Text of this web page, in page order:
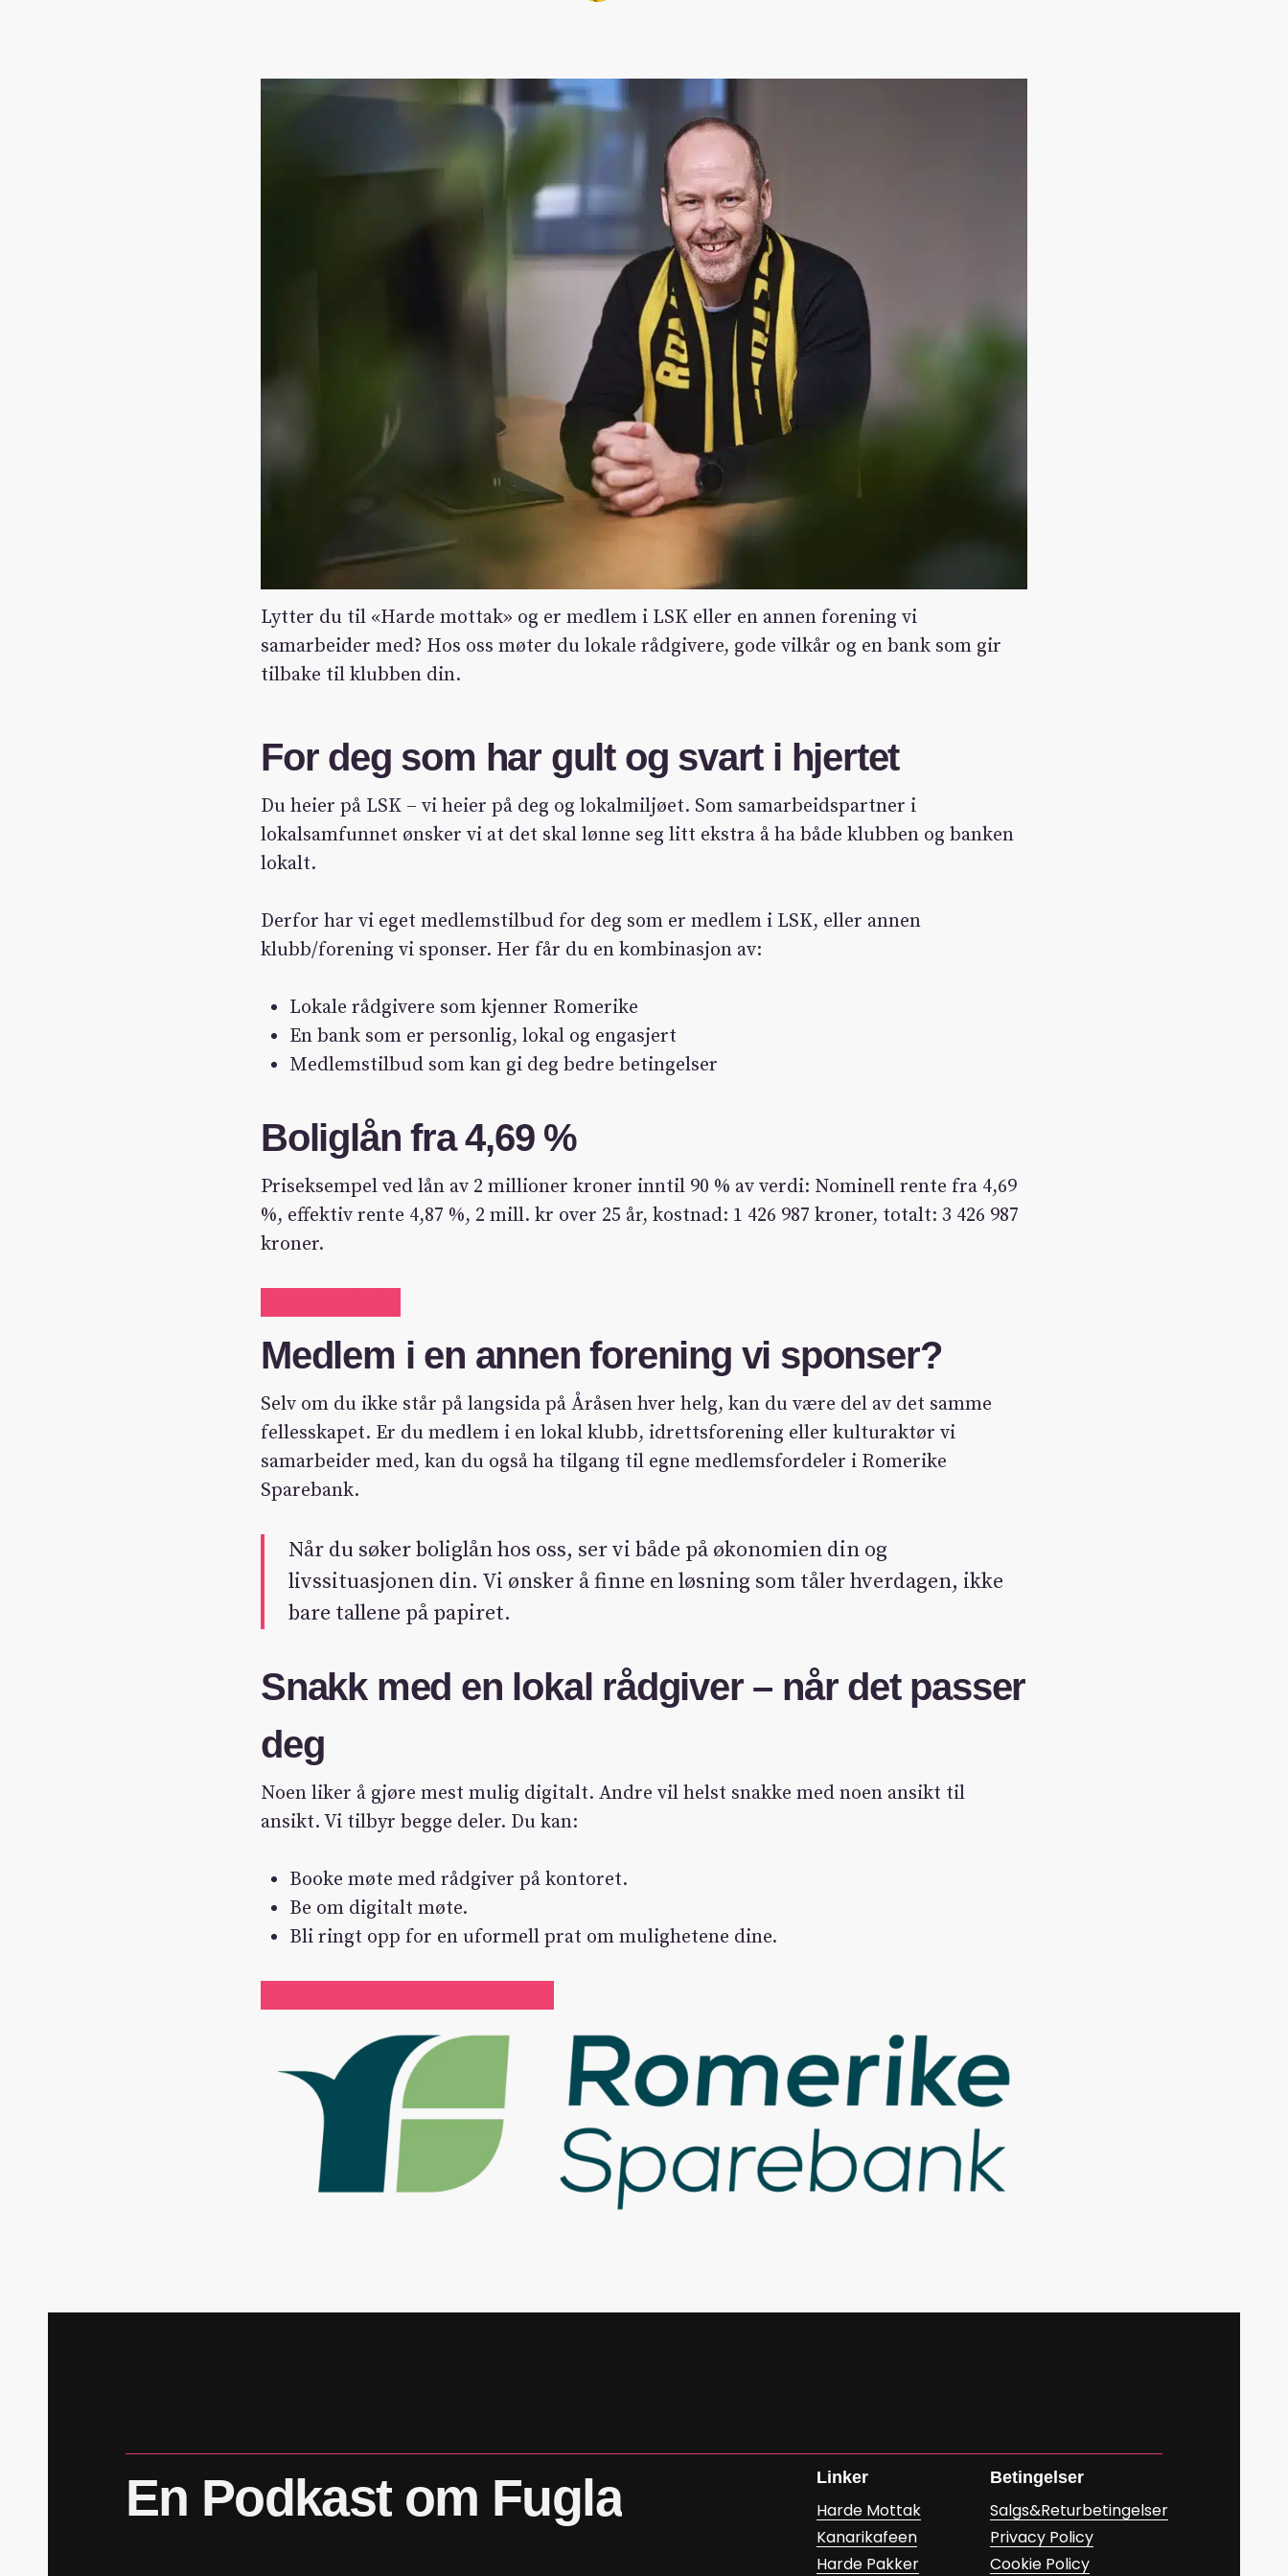
Lytter du til «Harde mottak» og er medlem i LSK eller en annen forening vi
samarbeider med? Hos oss møter du lokale rådgivere, gode vilkår og en bank som gir
tilbake til klubben din.
For deg som har gult og svart i hjertet
Du heier på LSK – vi heier på deg og lokalmiljøet. Som samarbeidspartner i
lokalsamfunnet ønsker vi at det skal lønne seg litt ekstra å ha både klubben og banken
lokalt.
Derfor har vi eget medlemstilbud for deg som er medlem i LSK, eller annen
klubb/forening vi sponser. Her får du en kombinasjon av:
Lokale rådgivere som kjenner Romerike
En bank som er personlig, lokal og engasjert
Medlemstilbud som kan gi deg bedre betingelser
Boliglån fra 4,69 %
Priseksempel ved lån av 2 millioner kroner inntil 90 % av verdi: Nominell rente fra 4,69
%, effektiv rente 4,87 %, 2 mill. kr over 25 år, kostnad: 1 426 987 kroner, totalt: 3 426 987
kroner.
Medlem i en annen forening vi sponser?
Selv om du ikke står på langsida på Åråsen hver helg, kan du være del av det samme
fellesskapet. Er du medlem i en lokal klubb, idrettsforening eller kulturaktør vi
samarbeider med, kan du også ha tilgang til egne medlemsfordeler i Romerike
Sparebank.
Når du søker boliglån hos oss, ser vi både på økonomien din og
livssituasjonen din. Vi ønsker å finne en løsning som tåler hverdagen, ikke
bare tallene på papiret.
Snakk med en lokal rådgiver – når det passer
deg
Noen liker å gjøre mest mulig digitalt. Andre vil helst snakke med noen ansikt til
ansikt. Vi tilbyr begge deler. Du kan:
Booke møte med rådgiver på kontoret.
Be om digitalt møte.
Bli ringt opp for en uformell prat om mulighetene dine.
En Podkast om Fugla Linker
Harde Mottak
Kanarikafeen
Harde Pakker
Betingelser
Salgs&Returbetingelser
Privacy Policy
Cookie Policy